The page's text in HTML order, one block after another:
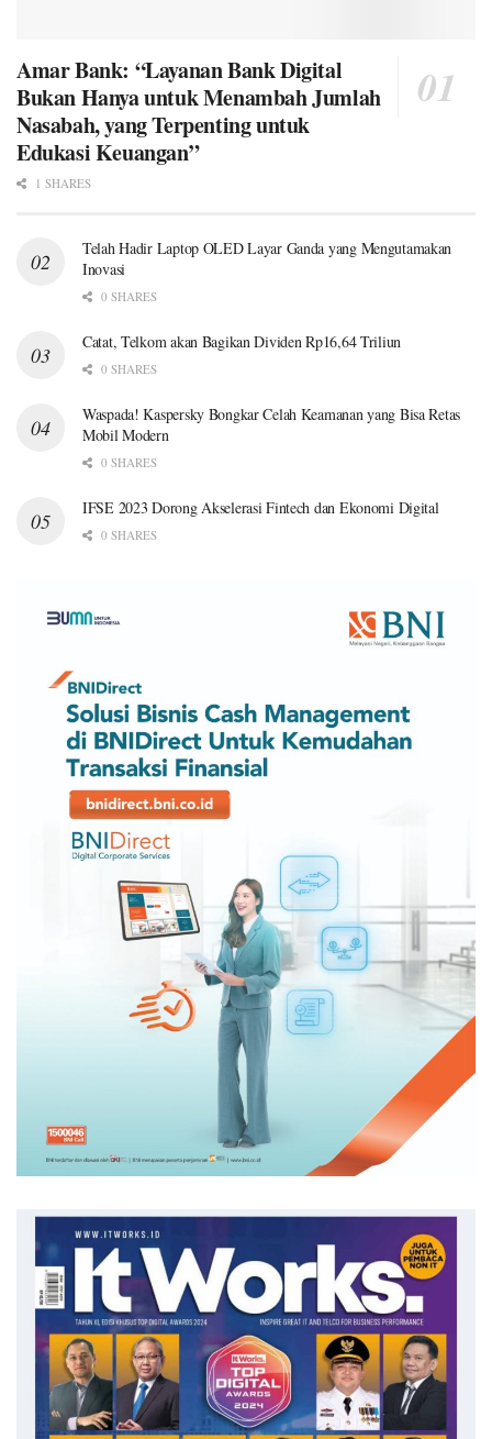
Amar Bank: “Layanan Bank Digital
Bukan Hanya untuk Menambah Jumlah
Nasabah, yang Terpenting untuk
Edukasi Keuangan”
1 SHARES
Telah Hadir Laptop OLED Layar Ganda yang Mengutamakan
Inovasi
0 SHARES
Catat, Telkom akan Bagikan Dividen Rp16,64 Triliun
0 SHARES
Waspada! Kaspersky Bongkar Celah Keamanan yang Bisa Retas
Mobil Modern
0 SHARES
IFSE 2023 Dorong Akselerasi Fintech dan Ekonomi Digital
0 SHARES